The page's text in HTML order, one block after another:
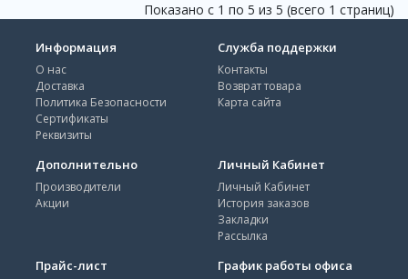
Показано с 1 по 5 из 5 (всего 1 страниц)
Информация
О нас
Доставка
Политика Безопасности
Сертификаты
Реквизиты
Служба поддержки
Контакты
Возврат товара
Карта сайта
Дополнительно
Производители
Акции
Личный Кабинет
Личный Кабинет
История заказов
Закладки
Рассылка
Прайс-лист График работы офиса